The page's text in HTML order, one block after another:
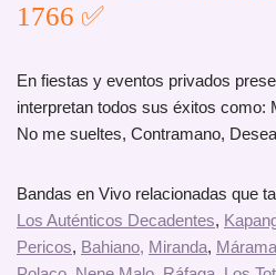
1766 ✅
En fiestas y eventos privados
interpretan todos sus éxitos como:
No me sueltes, Contramano,
Bandas en Vivo relacionadas que
Los Auténticos Decadentes,
Pericos, Bahiano, Miranda, Márama